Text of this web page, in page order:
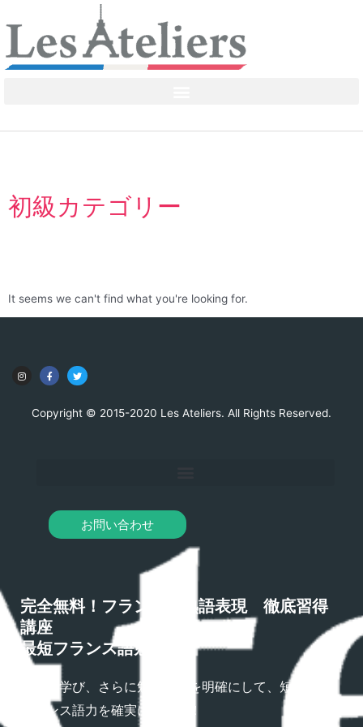
初級カテゴリー
It seems we can't find what you're looking for.
Copyright © 2015-2020 Les Ateliers. All Rights Reserved.
お問い合わせ
完全無料！フランス語熟語表現 徹底習得
講座
最短フランス語勉強法
熟語を学び、さらに勉強方法を明確にして、短期間で
フランス語力を確実にアップ！